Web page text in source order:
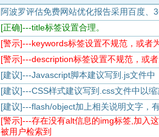
阿波罗评估免费网站优化报告采用百度、
[正确]---title标签设置合理。
[警示]---keywords标签设置不规范，或者
[警示]---description标签设置不规范，或
[建议]---Javascript脚本建议写到.js文件中
[建议]---CSS样式建议写到.css文件中以
[建议]---flash/object加上相关说明文字，
[警示]---存在没有alt信息的img标签,加入
被用户检索到